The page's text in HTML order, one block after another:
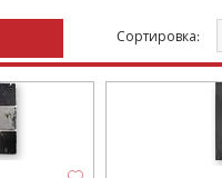
Cортировка: